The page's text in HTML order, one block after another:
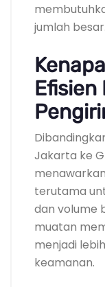
jumlah besar.
Efisien
Jakarta ke
terutama
dan volume
muatan
menjadi
keamanan.